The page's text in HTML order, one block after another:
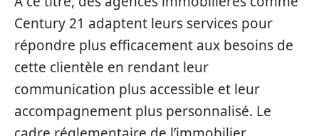
Century 21 adaptent leurs services pour
répondre plus efficacement aux besoins de
cette clientèle en rendant leur
communication plus accessible et leur
accompagnement plus personnalisé. Le